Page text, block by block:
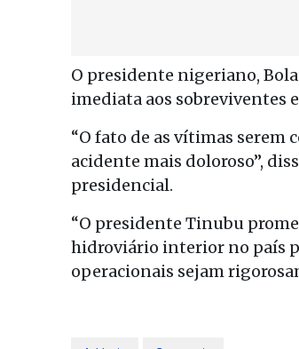
O presidente nigeriano,
imediata aos sobreviventes
“O fato de as vítimas
acidente mais doloroso”,
presidencial.
“O presidente Tinubu
hidroviário interior no país
operacionais sejam